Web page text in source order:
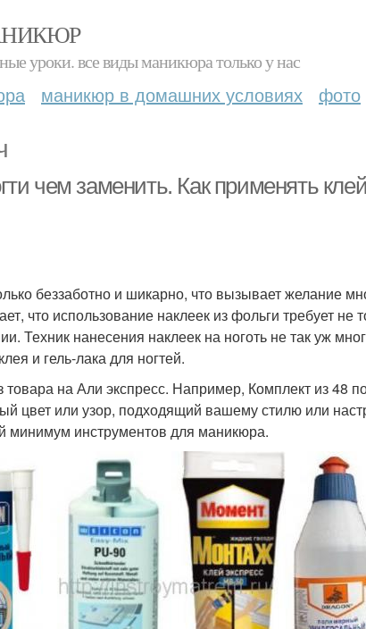
уроки. все виды маникюра только у нас
маникюр в домашних условиях фото
чем заменить. Как применять
беззаботно и шикарно, что вызывает желание
что использование наклеек из фольги требует не
Техник нанесения наклеек на ноготь не так уж
и гель-лака для ногтей.
на Али экспресс. Например, Комплект из 48
цвет или узор, подходящий вашему стилю или
минимум инструментов для маникюра.